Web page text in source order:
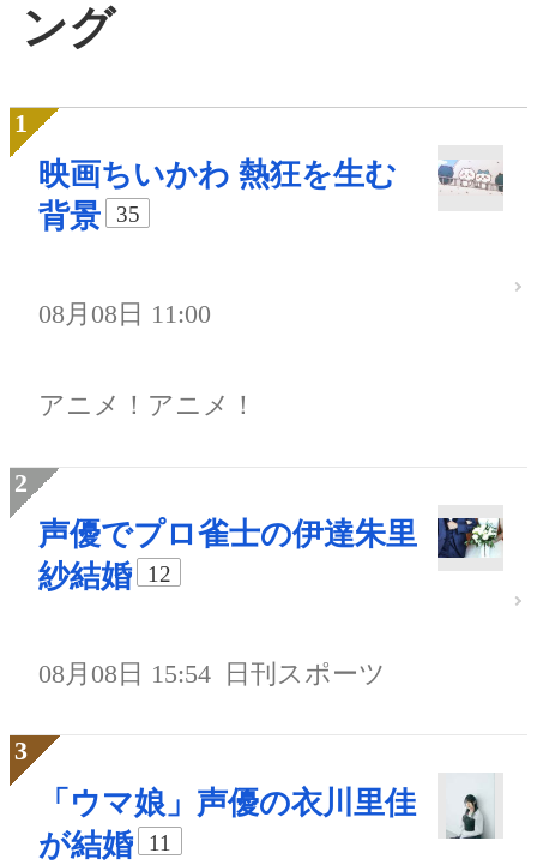
ング
映画ちいかわ 熱狂を生む
背景
35
08月08日 11:00
アニメ！アニメ！
声優でプロ雀士の伊達朱里
紗結婚
12
08月08日 15:54 日刊スポーツ
「ウマ娘」声優の衣川里佳
が結婚
11